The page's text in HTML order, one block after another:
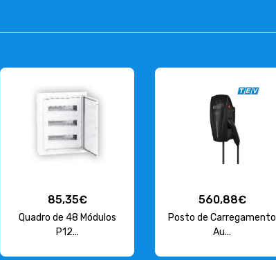
85,35€
Quadro de 48 Módulos
P12...
560,88€
Posto de Carregamento
Au...